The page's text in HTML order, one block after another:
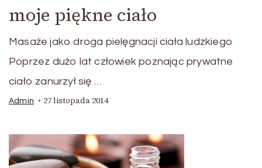
moje piękne ciało
Masaże jako droga pielęgnacji ciała ludzkiego
Poprzez dużo lat człowiek poznając prywatne
ciało zanurzył się …
Admin 27 listopada 2014